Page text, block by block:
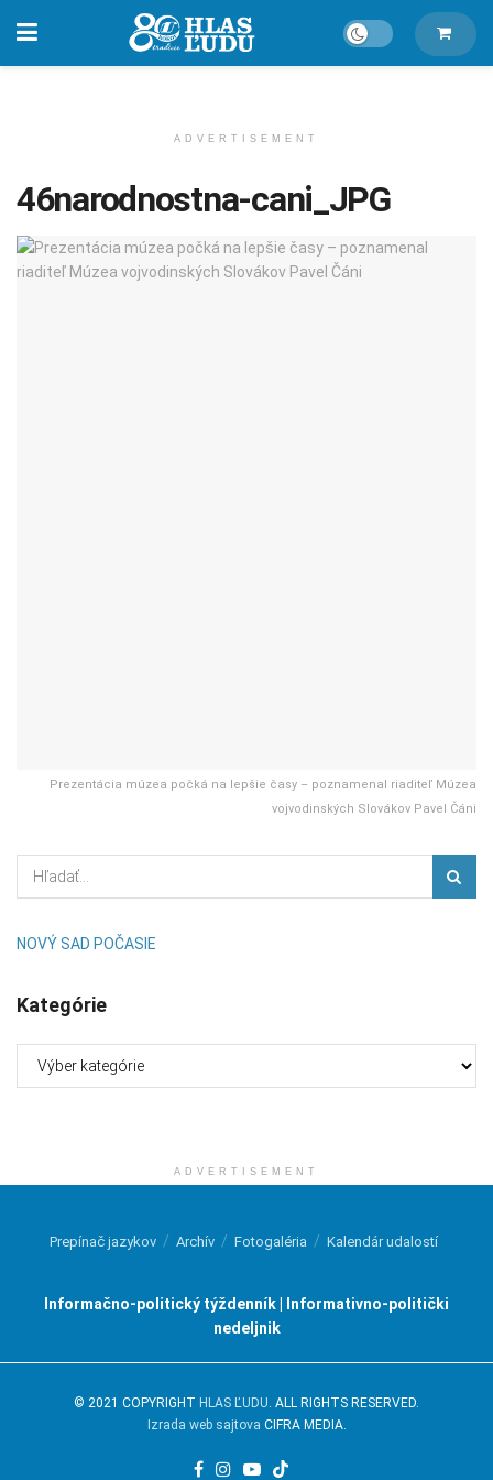
ADVERTISEMENT
46narodnostna-cani_JPG
Prezentácia múzea počká na lepšie časy – poznamenal riaditeľ Múzea
vojvodinských Slovákov Pavel Čáni
NOVÝ SAD POČASIE
Kategórie
Kategórie
ADVERTISEMENT
Prepínač jazykov Archív Fotogaléria Kalendár udalostí
Informačno-politický týždenník | Informativno-politički
nedeljnik
© 2021 COPYRIGHT HLAS ĽUDU. ALL RIGHTS RESERVED.
Izrada web sajtova CIFRA MEDIA.